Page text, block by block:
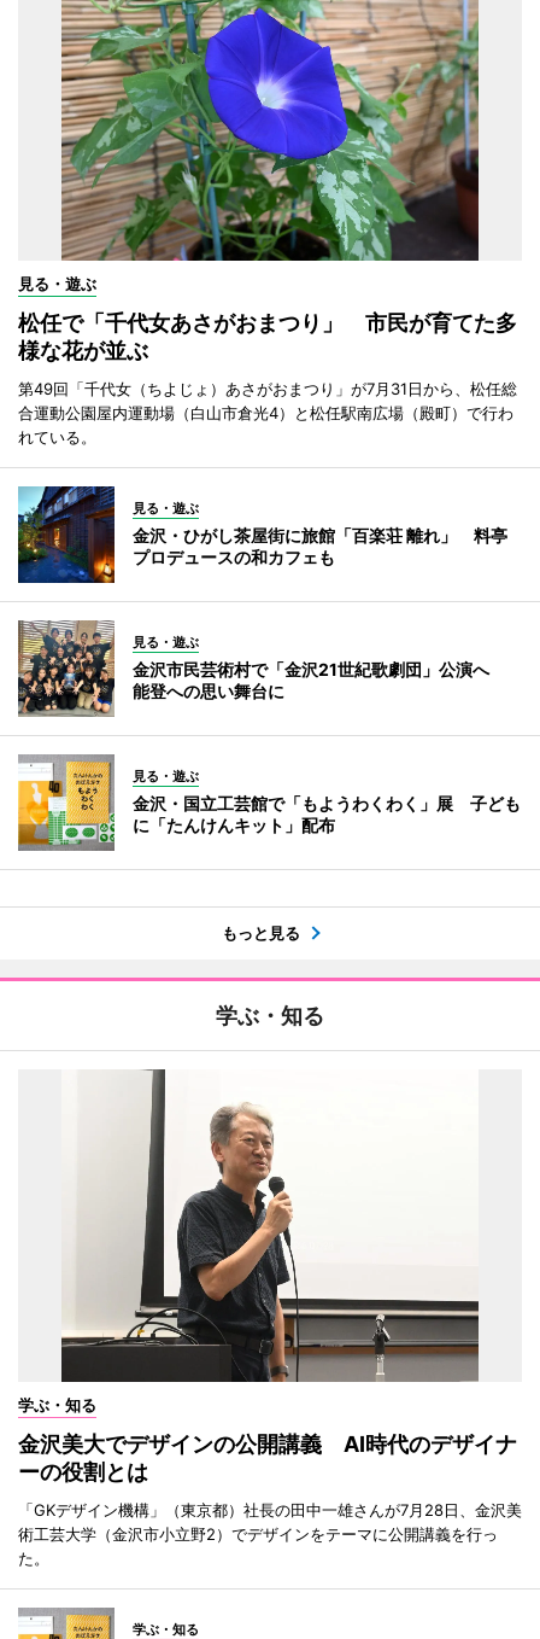
見る・遊ぶ
松任で「千代女あさがおまつり」 市民が育てた多
様な花が並ぶ
第49回「千代女（ちよじょ）あさがおまつり」が7月31日から、松任総
合運動公園屋内運動場（白山市倉光4）と松任駅南広場（殿町）で行わ
れている。
見る・遊ぶ
金沢・ひがし茶屋街に旅館「百楽荘 離れ」 料亭
プロデュースの和カフェも
見る・遊ぶ
金沢市民芸術村で「金沢21世紀歌劇団」公演へ
能登への思い舞台に
見る・遊ぶ
金沢・国立工芸館で「もようわくわく」展 子ども
に「たんけんキット」配布
もっと見る
学ぶ・知る
学ぶ・知る
金沢美大でデザインの公開講義 AI時代のデザイナ
ーの役割とは
「GKデザイン機構」（東京都）社長の田中一雄さんが7月28日、金沢美
術工芸大学（金沢市小立野2）でデザインをテーマに公開講義を行っ
た。
学ぶ・知る